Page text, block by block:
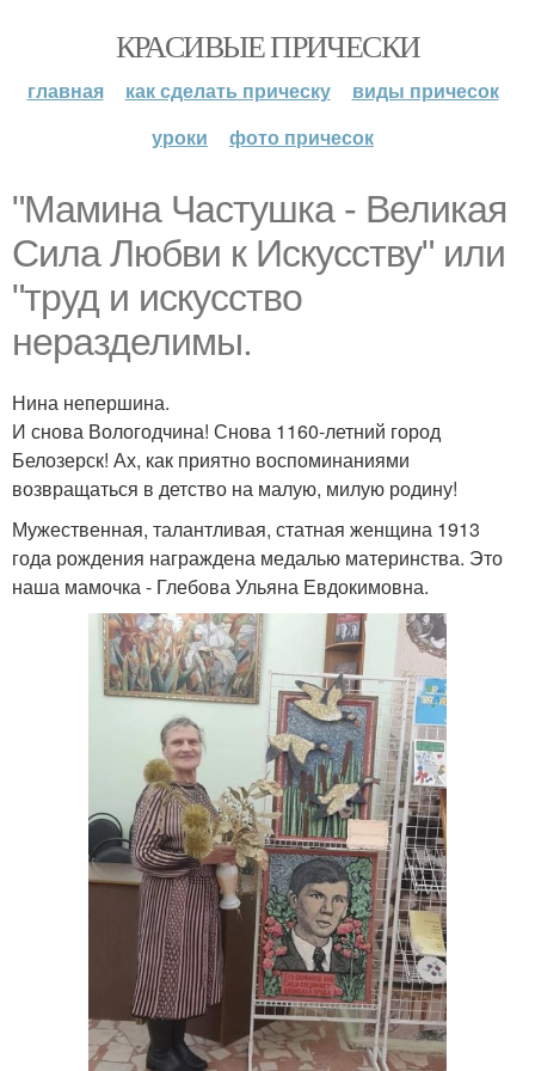
КРАСИВЫЕ ПРИЧЕСКИ
главная как сделать прическу
виды причесок
уроки
фото причесок
"Мамина Частушка - Великая
Сила Любви к Искусству" или
"труд и искусство
неразделимы.
Нина непершина.
И снова Вологодчина! Снова 1160-летний город
Белозерск! Ах, как приятно воспоминаниями
возвращаться в детство на малую, милую родину!
Мужественная, талантливая, статная женщина 1913
года рождения награждена медалью материнства. Это
наша мамочка - Глебова Ульяна Евдокимовна.